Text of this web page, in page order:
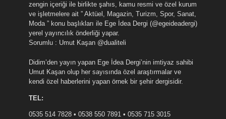
zengin içeriği ile birlikte şahıs, kamu resmi ve özel kurum
ve işletmelere ait ” Aktüel, Magazin, Turizm, Spor, Sanat,
Moda ” konu başlıkları ile Ege İdea Dergi (@egeideadergi)
yerel yayıncılık önderliği yapar.
Sorumlu : Umut Kaşan @dualiteli
Didim’den yayın yapan Ege İdea Dergi’nin imtiyaz sahibi
Umut Kaşan olup her sayısında özel araştırmalar ve
kendi özel haberlerini yapan örnek bir şehir dergisidir.
TEL:
0535 514 7828 • 0538 550 7891 • 0535 715 3015